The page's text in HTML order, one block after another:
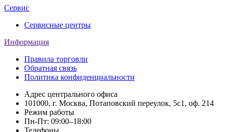
Сервис
Сервисные центры
Информация
Правила торговли
Обратная связь
Политика конфиденциальности
Адрес центрального офиса
101000, г. Москва, Потаповский переулок, 5с1, оф. 214
Режим работы
Пн-Пт: 09:00–18:00